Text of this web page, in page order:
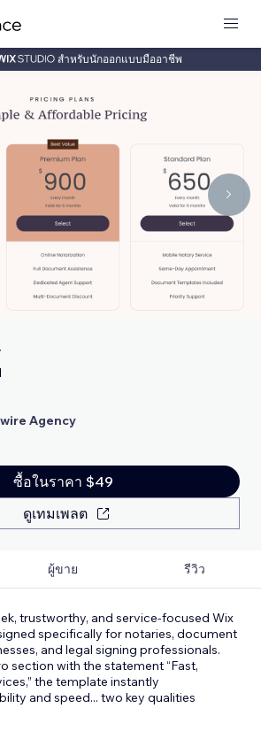
สำหรับนักออกแบบมืออาชีพ
Agency
ซื้อในราคา $49
ดูเทมเพลต
ผู้ขาย รีวิว
trustworthy, and service-focused Wix
specifically for notaries, document
and legal signing professionals.
section with the statement “Fast,
the template instantly
and speed... two key qualities